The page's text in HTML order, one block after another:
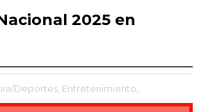
2025 en
Deportes, Entretenimiento,